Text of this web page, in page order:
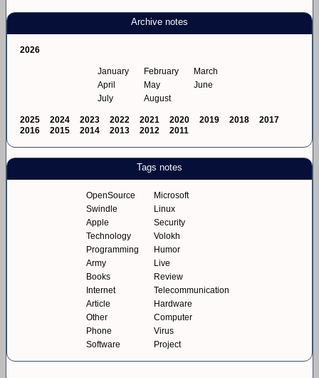
Archive notes
2026
January February
March
April
May
June
July
August
2025 2024 2023 2022 2021 2020 2019 2018
2017
2016
2015 2014 2013 2012 2011
Tags notes
OpenSource
Microsoft
Swindle
Linux
Apple
Security
Technology
Volokh
Programming
Humor
Army
Live
Books
Review
Internet
Telecommunication
Article
Hardware
Other
Computer
Phone
Virus
Software
Project